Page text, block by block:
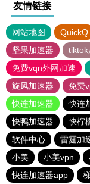
友情链接
网站地图 QuickQ
坚果加速器
tiktok
免费vqn外网加速
旋风加速器
免费
快连加速器
快连
快鸭加速器
快柠
软件中心
雷霆加
小美
小美vpn
快连加速器app